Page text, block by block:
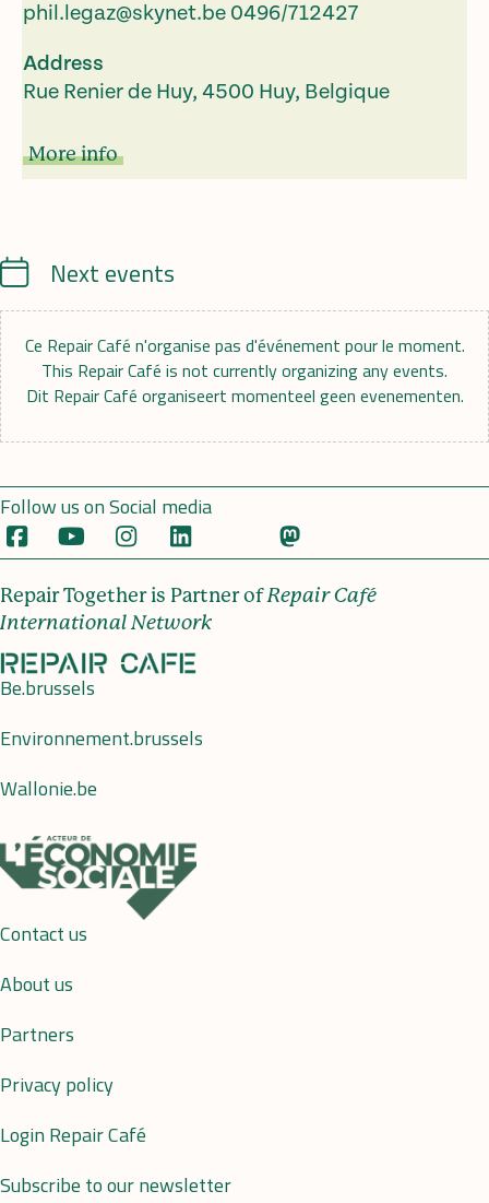
phil.legaz@skynet.be 0496/712427
Address
Rue Renier de Huy, 4500 Huy, Belgique
More info
CalendrierNext events
Ce Repair Café n'organise pas d'événement pour le moment.
This Repair Café is not currently organizing any events.
Dit Repair Café organiseert momenteel geen evenementen.
Follow us on Social media
Repair Together is Partner ofRepair Café
International Network
Be.brussels
Environnement.brussels
Wallonie.be
Contact us
About us
Partners
Privacy policy
Login Repair Café
Subscribe to our newsletter